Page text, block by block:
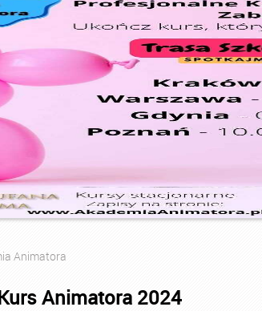
Animatora
Animatora 2024